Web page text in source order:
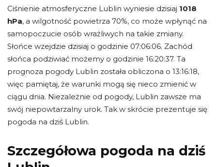
Ciśnienie atmosferyczne Lublin wyniesie dzisiaj 1018
hPa, a wilgotność powietrza 70%, co może wpłynąć na
samopoczucie osób wrażliwych na takie zmiany.
Słońce wzejdzie dzisiaj o godzinie 07:06:06. Zachód
słońca podziwiać możemy o godzinie 16:20:37. Ta
prognoza pogody Lublin została obliczona o 13:16:18,
więc pamiętaj, że warunki mogą się nieco zmienić w
ciągu dnia. Niezależnie od pogody, Lublin zawsze ma
swój niepowtarzalny urok. Tak w skrócie prezentuje się
pogoda na dziś Lublin.
Szczegółowa pogoda na dziś